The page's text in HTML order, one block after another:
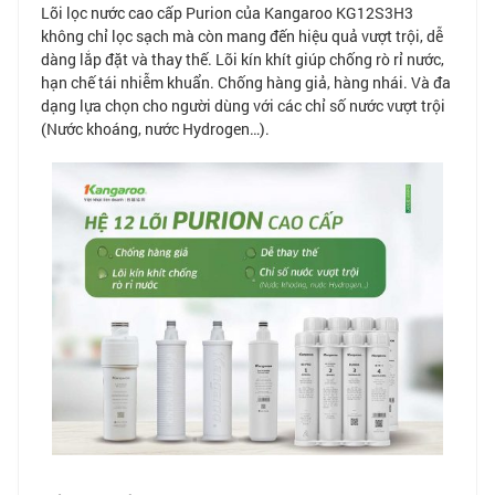
Lõi lọc nước cao cấp Purion của Kangaroo KG12S3H3
không chỉ lọc sạch mà còn mang đến hiệu quả vượt trội, dễ
dàng lắp đặt và thay thế. Lõi kín khít giúp chống rò rỉ nước,
hạn chế tái nhiễm khuẩn. Chống hàng giả, hàng nhái. Và đa
dạng lựa chọn cho người dùng với các chỉ số nước vượt trội
(Nước khoáng, nước Hydrogen…).